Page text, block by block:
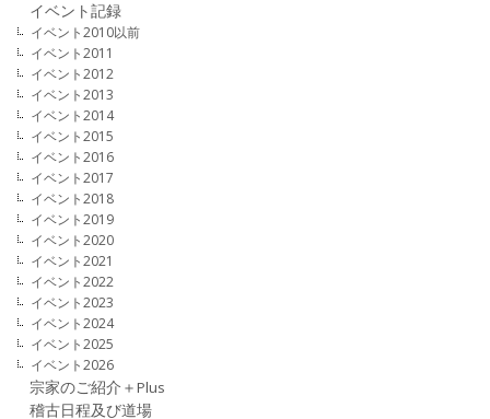
イベント記録
イベント2010以前
イベント2011
イベント2012
イベント2013
イベント2014
イベント2015
イベント2016
イベント2017
イベント2018
イベント2019
イベント2020
イベント2021
イベント2022
イベント2023
イベント2024
イベント2025
イベント2026
宗家のご紹介＋Plus
稽古日程及び道場